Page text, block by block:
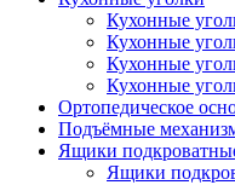
Кухонные
Кухонные
Кухонные
Кухонные
Ортопедическое
Подъёмные
Ящики
Ящики